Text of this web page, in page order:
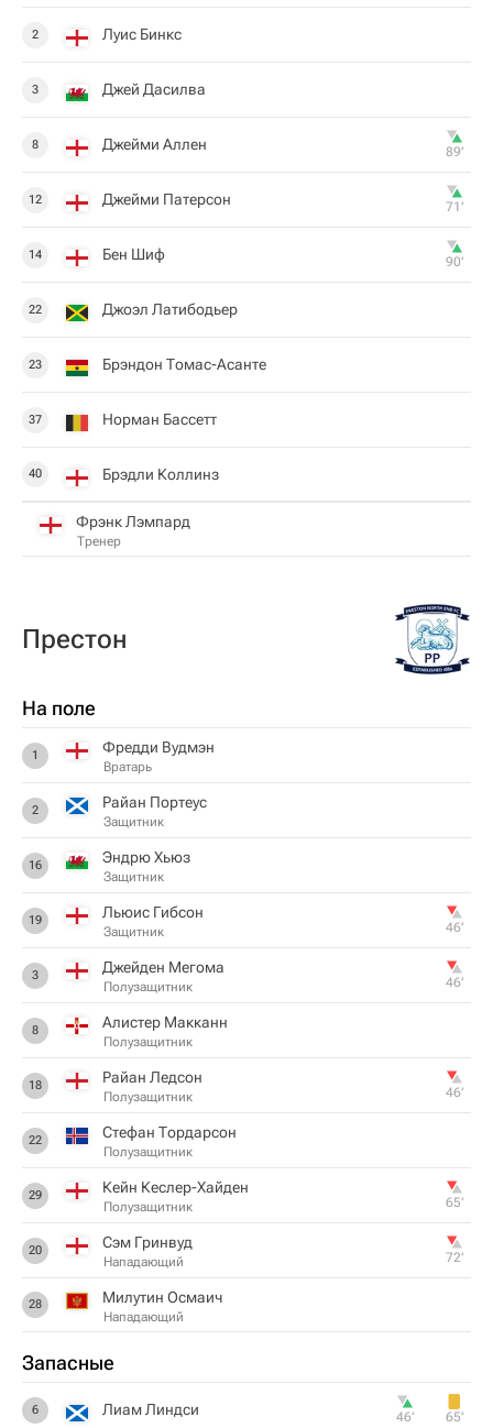
2 Луис Бинкс
3 Джей Дасилва
8 Джейми Аллен 89‎’‎
12 Джейми Патерсон 71‎’‎
14 Бен Шиф 90‎’‎
22 Джоэл Латибодьер
23 Брэндон Томас-Асанте
37 Норман Бассетт
40 Брэдли Коллинз
Фрэнк Лэмпард
Тренер
Престон
На поле
1 Фредди Вудмэн
Вратарь
2 Райан Портеус
Защитник
16 Эндрю Хьюз
Защитник
19 Льюис Гибсон
Защитник 46‎’‎
3 Джейден Мегома
Полузащитник 46‎’‎
8 Алистер Макканн
Полузащитник
18 Райан Ледсон
Полузащитник 46‎’‎
22 Стефан Тордарсон
Полузащитник
29 Кейн Кеслер-Хайден
Полузащитник 65‎’‎
20 Сэм Гринвуд
Нападающий 72‎’‎
28 Милутин Осмаич
Нападающий
Запасные
6 Лиам Линдси 46‎’‎ 65‎’‎